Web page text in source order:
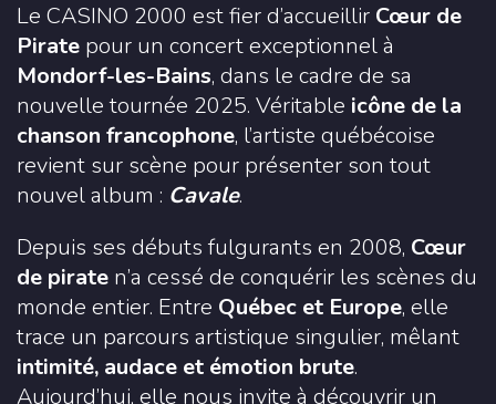
Le CASINO 2000 est fier d’accueillir Cœur de
Pirate pour un concert exceptionnel à
Mondorf-les-Bains, dans le cadre de sa
nouvelle tournée 2025. Véritable icône de la
chanson francophone, l’artiste québécoise
revient sur scène pour présenter son tout
nouvel album : Cavale.
Depuis ses débuts fulgurants en 2008, Cœur
de pirate n’a cessé de conquérir les scènes du
monde entier. Entre Québec et Europe, elle
trace un parcours artistique singulier, mêlant
intimité, audace et émotion brute.
Aujourd’hui, elle nous invite à découvrir un